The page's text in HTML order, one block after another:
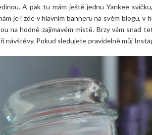
A pak tu mám ještě jednu Yankee
je i zde v hlavním banneru na svém blogu, v
na hodně zajímavém místě. Brzy vám snad
návštěvy. Pokud sledujete pravidelně můj